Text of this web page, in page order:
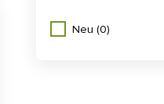
Neu (0)